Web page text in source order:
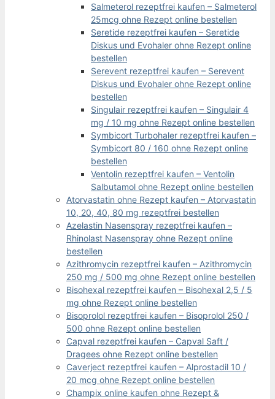
Salmeterol rezeptfrei kaufen – Salmeterol
25mcg ohne Rezept online bestellen
Seretide rezeptfrei kaufen – Seretide
Diskus und Evohaler ohne Rezept online
bestellen
Serevent rezeptfrei kaufen – Serevent
Diskus und Evohaler ohne Rezept online
bestellen
Singulair rezeptfrei kaufen – Singulair 4
mg / 10 mg ohne Rezept online bestellen
Symbicort Turbohaler rezeptfrei kaufen –
Symbicort 80 / 160 ohne Rezept online
bestellen
Ventolin rezeptfrei kaufen – Ventolin
Salbutamol ohne Rezept online bestellen
Atorvastatin ohne Rezept kaufen – Atorvastatin
10, 20, 40, 80 mg rezeptfrei bestellen
Azelastin Nasenspray rezeptfrei kaufen –
Rhinolast Nasenspray ohne Rezept online
bestellen
Azithromycin rezeptfrei kaufen – Azithromycin
250 mg / 500 mg ohne Rezept online bestellen
Bisohexal rezeptfrei kaufen – Bisohexal 2,5 / 5
mg ohne Rezept online bestellen
Bisoprolol rezeptfrei kaufen – Bisoprolol 250 /
500 ohne Rezept online bestellen
Capval rezeptfrei kaufen – Capval Saft /
Dragees ohne Rezept online bestellen
Caverject rezeptfrei kaufen – Alprostadil 10 /
20 mcg ohne Rezept online bestellen
Champix online kaufen ohne Rezept &